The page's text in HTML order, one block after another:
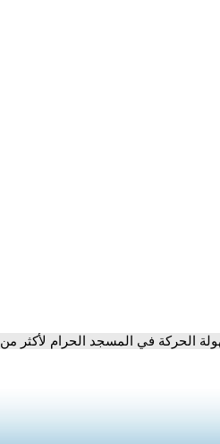
في المسجد الحرام لأكثر من 190 ألف حاج في الساعة